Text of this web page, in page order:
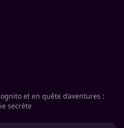
et en quête d’aventures :
secrète